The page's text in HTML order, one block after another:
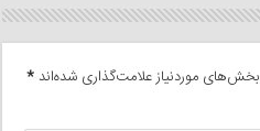
بخش‌های موردنیاز علامت‌گذاری شده‌اند*